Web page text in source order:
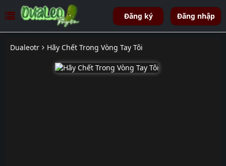
Đăng ký Đăng nhập
Dualeotr Hãy Chết Trong Vòng Tay Tôi